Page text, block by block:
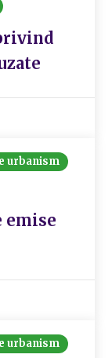
urbanism
urbanism